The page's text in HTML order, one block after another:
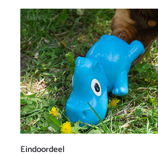
Eindoordeel